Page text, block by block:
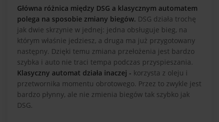
Główna różnica między DSG a klasycznym automatem
polega na sposobie zmiany biegów. DSG działa trochę
jak dwie skrzynie w jednej: jedna obsługuje bieg, na
którym właśnie jedziesz, a druga ma już przygotowany
następny. Dzięki temu zmiana przełożenia jest bardzo
szybka i auto nie traci tempa podczas przyspieszania.
Klasyczny automat działa inaczej - korzysta z oleju i
przetwornika momentu obrotowego. Przez to zwykle jest
bardzo płynny, ale nie zmienia biegów tak szybko jak
DSG.